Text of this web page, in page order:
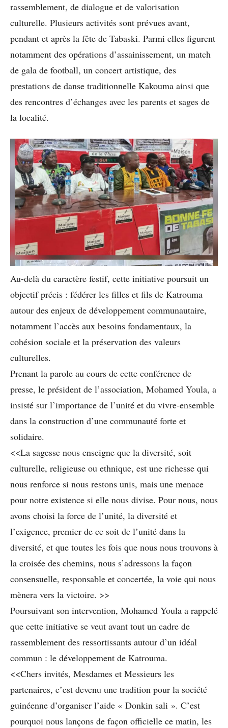
rassemblement, de dialogue et de valorisation
culturelle. Plusieurs activités sont prévues avant,
pendant et après la fête de Tabaski. Parmi elles figurent
notamment des opérations d’assainissement, un match
de gala de football, un concert artistique, des
prestations de danse traditionnelle Kakouma ainsi que
des rencontres d’échanges avec les parents et sages de
la localité.
Au-delà du caractère festif, cette initiative poursuit un
objectif précis : fédérer les filles et fils de Katrouma
autour des enjeux de développement communautaire,
notamment l’accès aux besoins fondamentaux, la
cohésion sociale et la préservation des valeurs
culturelles.
Prenant la parole au cours de cette conférence de
presse, le président de l’association, Mohamed Youla, a
insisté sur l’importance de l’unité et du vivre-ensemble
dans la construction d’une communauté forte et
solidaire.
<<La sagesse nous enseigne que la diversité, soit
culturelle, religieuse ou ethnique, est une richesse qui
nous renforce si nous restons unis, mais une menace
pour notre existence si elle nous divise. Pour nous, nous
avons choisi la force de l’unité, la diversité et
l’exigence, premier de ce soit de l’unité dans la
diversité, et que toutes les fois que nous nous trouvons à
la croisée des chemins, nous s’adressons la façon
consensuelle, responsable et concertée, la voie qui nous
mènera vers la victoire. >>
Poursuivant son intervention, Mohamed Youla a rappelé
que cette initiative se veut avant tout un cadre de
rassemblement des ressortissants autour d’un idéal
commun : le développement de Katrouma.
<<Chers invités, Mesdames et Messieurs les
partenaires, c’est devenu une tradition pour la société
guinéenne d’organiser l’aide « Donkin sali ». C’est
pourquoi nous lançons de façon officielle ce matin, les